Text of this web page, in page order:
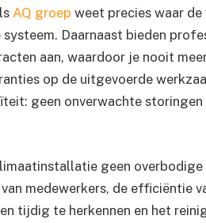
AQ groep weet precies waar
Daarnaast bieden
aan, waardoor je nooit
op de uitgevoerde
geen onverwachte storingen
geen
medewerkers, de efficiëntie
tijdig te herkennen en het